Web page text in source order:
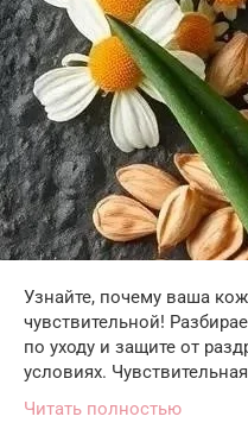
Узнайте, почему ваша
чувствительной!
по уходу и защите от
условиях.
Читать полностью